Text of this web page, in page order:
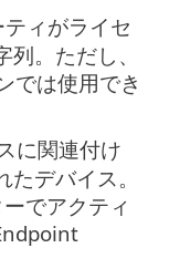
ィがライセ
。ただし、
では使用でき
に関連付け
デバイス。
でアクティ